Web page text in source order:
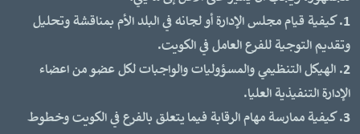
1. كيفية قيام مجلس الإدارة أو لجانه في البلد الأم بمناقشة وتحليل
وتقديم التوجية للفرع العامل في الكويت.
2. الهيكل التنظيمي والمسؤوليات والواجبات لكل عضو من اعضاء
الإدارة التنفيذية العليا.
3. كيفية ممارسة مهام الرقابة فيما يتعلق بالفرع في الكويت وخطوط